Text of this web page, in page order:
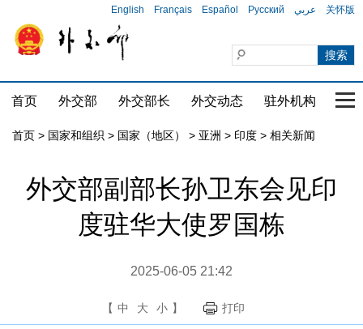
English Français Español Русский عربي 关怀版
首页 外交部 外交部长 外交动态 驻外机构 国
首页 > 国家和组织 > 国家（地区） > 亚洲 > 印度 > 相关新闻
外交部副部长孙卫东会见印
度驻华大使罗国栋
2025-06-05 21:42
【 中 大 小 】 打印